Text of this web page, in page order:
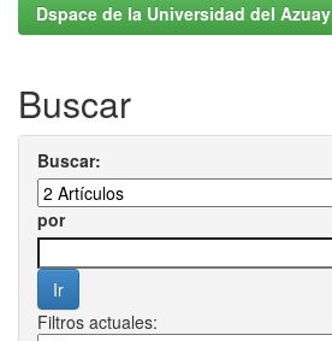
Dspace de la Universidad del Azuay
Buscar
Buscar:
por
Filtros actuales: